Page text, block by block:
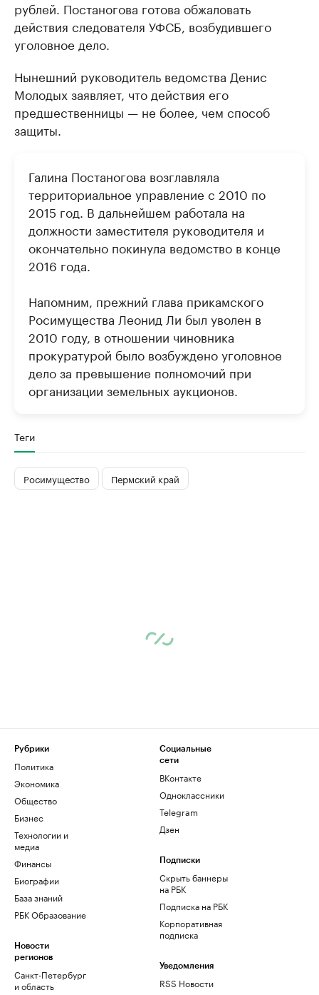
рублей. Постаногова готова обжаловать
действия следователя УФСБ, возбудившего
уголовное дело.
Нынешний руководитель ведомства Денис
Молодых заявляет, что действия его
предшественницы — не более, чем способ
защиты.
Галина Постаногова возглавляла
территориальное управление с 2010 по
2015 год. В дальнейшем работала на
должности заместителя руководителя и
окончательно покинула ведомство в конце
2016 года.
Напомним, прежний глава прикамского
Росимущества Леонид Ли был уволен в
2010 году, в отношении чиновника
прокуратурой было возбуждено уголовное
дело за превышение полномочий при
организации земельных аукционов.
Теги
Росимущество Пермский край
Рубрики
Политика
Экономика
Общество
Бизнес
Технологии и
медиа
Финансы
Биографии
База знаний
РБК Образование
Новости
регионов
Санкт-Петербург
и область
Социальные
сети
ВКонтакте
Одноклассники
Telegram
Дзен
Подписки
Скрыть баннеры
на РБК
Подписка на РБК
Корпоративная
подписка
Уведомления
RSS Новости